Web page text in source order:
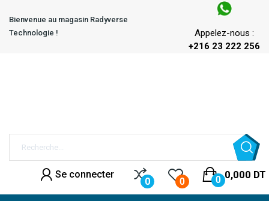
Bienvenue au magasin Radyverse
Technologie !
Appelez-nous :
+216 23 222 256
Se connecter
0 0
0,000 DT
0